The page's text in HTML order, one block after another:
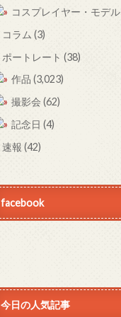
コスプレイヤー・モデル
コラム (3)
ポートレート (38)
作品 (3,023)
撮影会 (62)
記念日 (4)
速報 (42)
facebook
今日の人気記事